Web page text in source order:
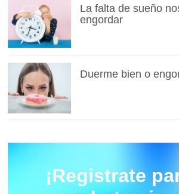
La falta de sueño
engordar
Duerme bien o